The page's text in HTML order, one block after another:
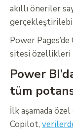
akıllı öneriler
Power
sitesi özellikleri
Power
tüm
İlk aşamada
Copilot,